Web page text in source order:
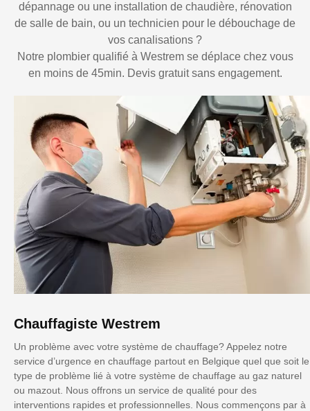
dépannage ou une installation de chaudière, rénovation
de salle de bain, ou un technicien pour le débouchage de
vos canalisations ?
Notre plombier qualifié à Westrem se déplace chez vous
en moins de 45min. Devis gratuit sans engagement.
Chauffagiste Westrem
Un problème avec votre système de chauffage? Appelez notre
service d’urgence en chauffage partout en Belgique quel que soit le
type de problème lié à votre système de chauffage au gaz naturel
ou mazout. Nous offrons un service de qualité pour des
interventions rapides et professionnelles. Nous commençons par à